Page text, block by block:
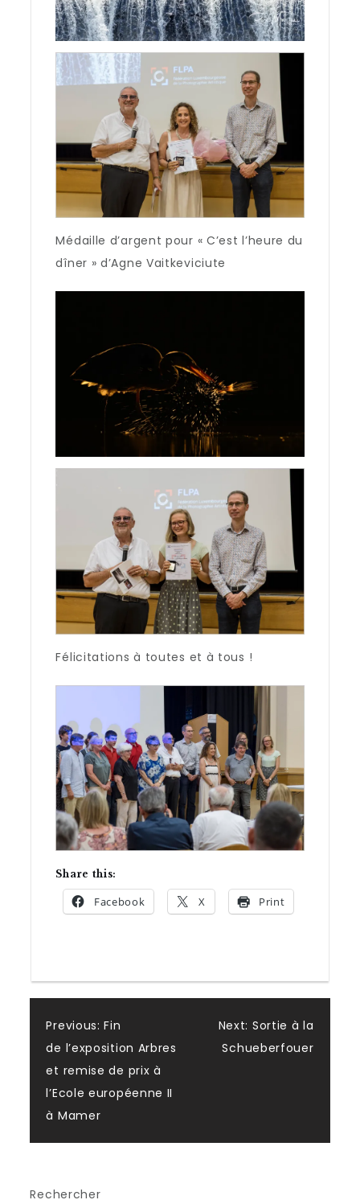
Médaille d’argent pour « C’est l’heure du
dîner » d’Agne Vaitkeviciute
Félicitations à toutes et à tous !
Share this:
Facebook X Print
Post
navigation
Previous: Fin
de l’exposition Arbres
et remise de prix à
l’Ecole européenne II
à Mamer
Next: Sortie à la
Schueberfouer
Rechercher